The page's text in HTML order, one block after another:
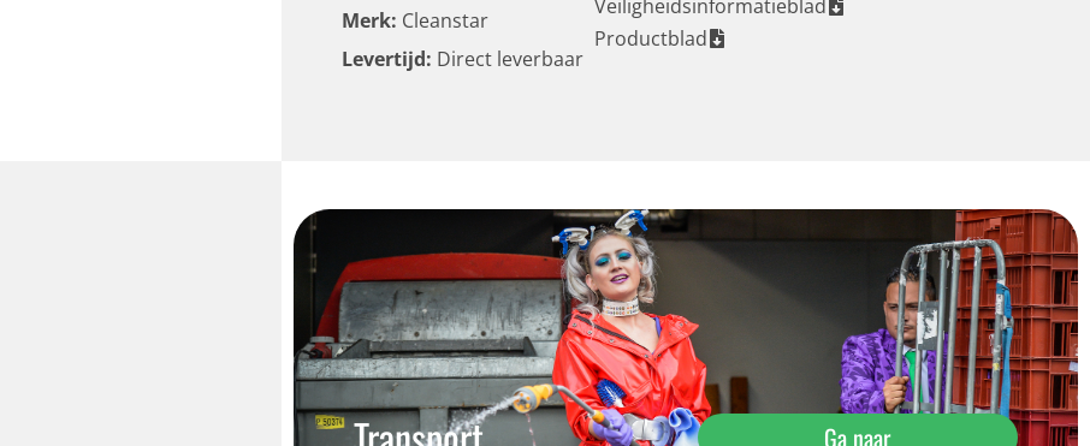
Merk: Cleanstar
Levertijd: Direct leverbaar
Veiligheidsinformatieblad
Productblad
Ga naar